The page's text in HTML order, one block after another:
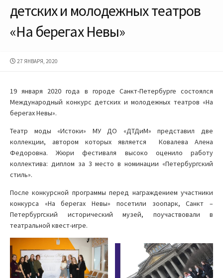
детских и молодежных театров
«На берегах Невы»
ДАТА
27 ЯНВАРЯ, 2020
19 января 2020 года в городе Санкт-Петербурге состоялся
Международный конкурс детских и молодежных театров «На
берегах Невы».
Театр моды «Истоки» МУ ДО «ДТДиМ» представил две
коллекции, автором которых является Ковалева Алена
Федоровна. Жюри фестиваля высоко оценило работу
коллектива: диплом за 3 место в номинации «Петербургский
стиль».
После конкурсной программы перед награждением участники
конкурса «На берегах Невы» посетили зоопарк, Санкт –
Петербургский исторический музей, поучаствовали в
театральной квест-игре.